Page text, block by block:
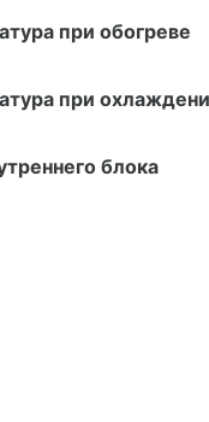
при обогреве
при
блока